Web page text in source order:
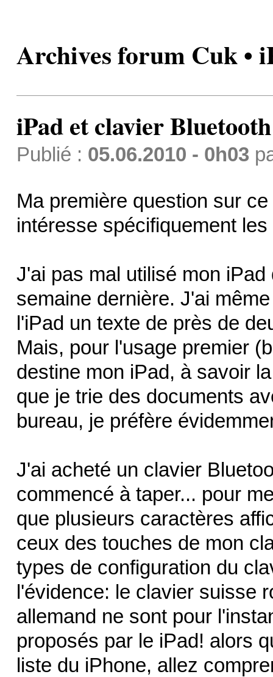
Archives forum Cuk •
iPad et clavier Bluetooth
Publié : 05.06.2010 - 0h03
Ma première question sur
intéresse spécifiquement
J'ai pas mal utilisé mon
semaine dernière. J'ai
l'iPad un texte de près de
Mais, pour l'usage premier
destine mon iPad, à savoir
que je trie des documents
bureau, je préfère
J'ai acheté un clavier
commencé à taper... pour
que plusieurs caractères
ceux des touches de mon
types de configuration du
l'évidence: le clavier suisse
allemand ne sont pour
proposés par le iPad! alors
liste du iPhone, allez